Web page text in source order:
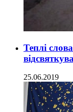
Теплі
25.06.2019